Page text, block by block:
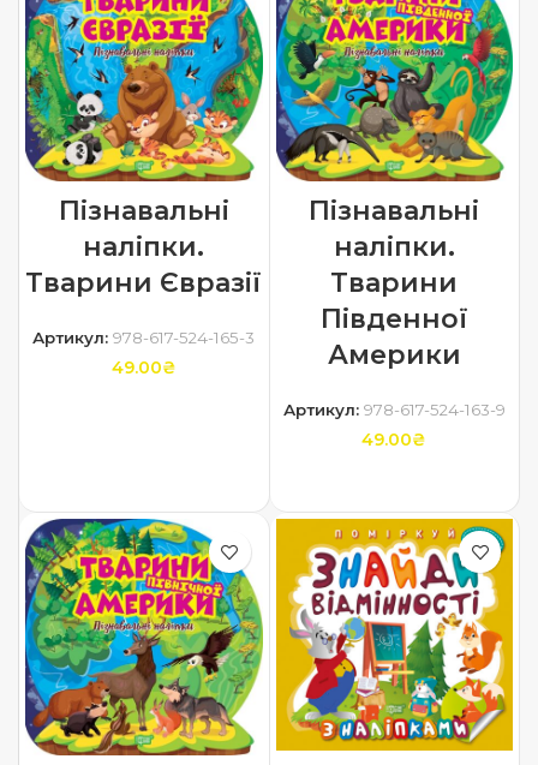
Пізнавальні
наліпки.
Тварини Євразії
Артикул:978-617-524-165-3
49.00₴
Пізнавальні
наліпки.
Тварини
Південної
Америки
Артикул: 978-617-524-163-9
49.00₴